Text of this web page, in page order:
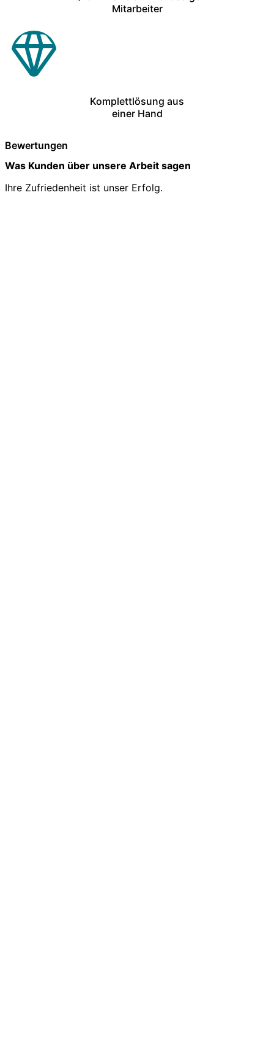
Mitarbeiter
Komplettlösung aus
einer Hand
Bewertungen
Was Kunden über unsere Arbeit sagen
Ihre Zufriedenheit ist unser Erfolg.